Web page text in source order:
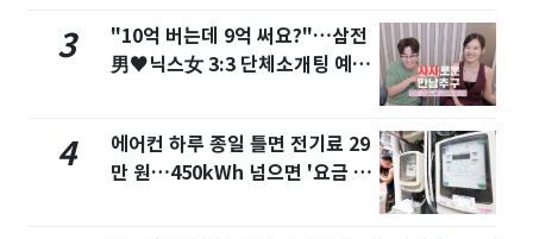
3
"10억 버는데 9억 써요?"…삼전
男♥닉스女 3:3 단체소개팅 예능
4
에어컨 하루 종일 틀면 전기료 29
만 원…450kWh 넘으면 '요금 폭